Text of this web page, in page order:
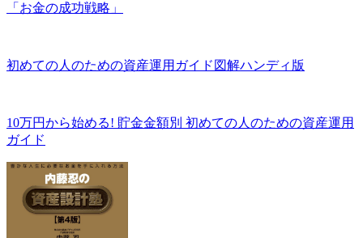
「お金の成功戦略」
初めての人のための資産運用ガイド図解ハンディ版
10万円から始める! 貯金金額別 初めての人のための資産運用
ガイド